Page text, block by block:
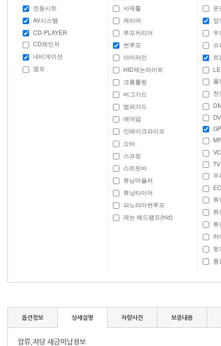
전동시트
AV시스템
CD-PLAYER
CD체인저
네비게이션
엠프
사제휠
케리어
루프커리어
썬루프
아이라인
HID제논라이트
크롬롤링
버그가드
범퍼가드
에어덤
인테이크파이프
쇼바
스프링
스트릿바
튜닝머플러
튜닝타이어
파노라마썬루프
제논 헤드램프(hid)
운
앞
우
슈
올
천
TV
우
튜
튜
튜
하
뒷
통
옵션정보 상세설명 차량사진 보증내용
압류,저당 세금미납정보